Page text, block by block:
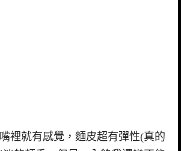
就有感覺，麵皮超有彈性(真的